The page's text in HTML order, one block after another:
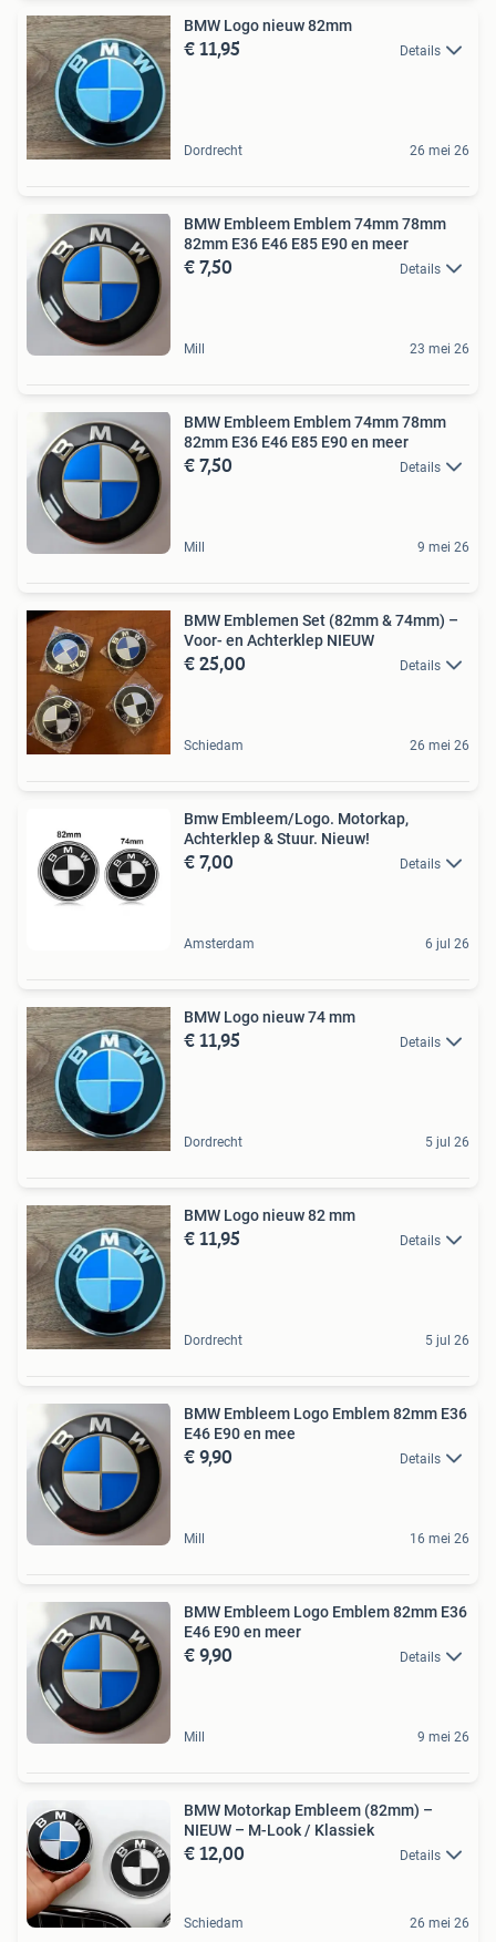
BMW Logo nieuw 82mm
€ 11,95 Details
Dordrecht 26 mei 26
BMW Embleem Emblem 74mm 78mm
82mm E36 E46 E85 E90 en meer
€ 7,50 Details
Mill 23 mei 26
BMW Embleem Emblem 74mm 78mm
82mm E36 E46 E85 E90 en meer
€ 7,50 Details
Mill 9 mei 26
BMW Emblemen Set (82mm & 74mm) –
Voor- en Achterklep NIEUW
€ 25,00 Details
Schiedam 26 mei 26
Bmw Embleem/Logo. Motorkap,
Achterklep & Stuur. Nieuw!
€ 7,00 Details
Amsterdam 6 jul 26
BMW Logo nieuw 74 mm
€ 11,95 Details
Dordrecht 5 jul 26
BMW Logo nieuw 82 mm
€ 11,95 Details
Dordrecht 5 jul 26
BMW Embleem Logo Emblem 82mm E36
E46 E90 en mee
€ 9,90 Details
Mill 16 mei 26
BMW Embleem Logo Emblem 82mm E36
E46 E90 en meer
€ 9,90 Details
Mill 9 mei 26
BMW Motorkap Embleem (82mm) –
NIEUW – M-Look / Klassiek
€ 12,00 Details
Schiedam 26 mei 26